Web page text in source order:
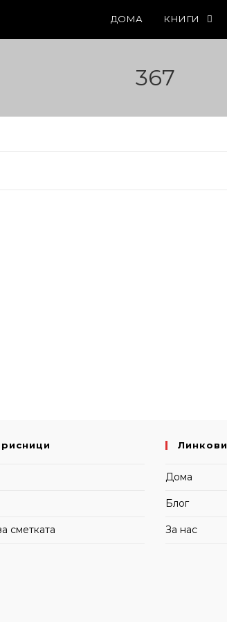
ДОМА КНИГИ
367
сметката
Линкови
Дома
Блог
За нас